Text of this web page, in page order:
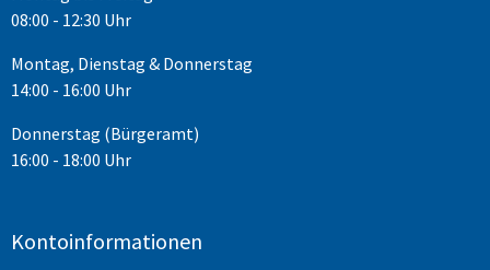
08:00 - 12:30 Uhr
Montag, Dienstag & Donnerstag
14:00 - 16:00 Uhr
Donnerstag (Bürgeramt)
16:00 - 18:00 Uhr
Kontoinformationen